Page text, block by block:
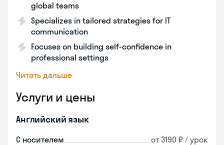
global teams
Specializes in tailored strategies for IT
communication
Focuses on building self-confidence in
professional settings
Читать дальше
Услуги и цены
Английский язык
С носителем от 3190 ₽ / урок